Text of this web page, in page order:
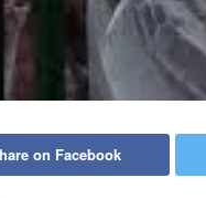
on Facebook